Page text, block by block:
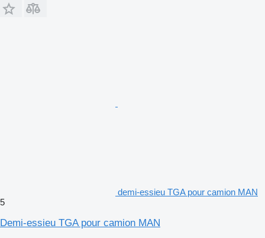
demi-essieu TGA pour camion MAN
5
Demi-essieu TGA pour camion MAN